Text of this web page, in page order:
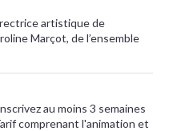
artistique de
Marçot, de l’ensemble
au moins 3 semaines
comprenant l'animation et